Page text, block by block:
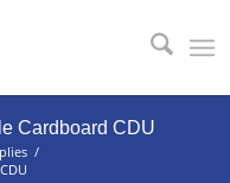
Cardboard CDU
/